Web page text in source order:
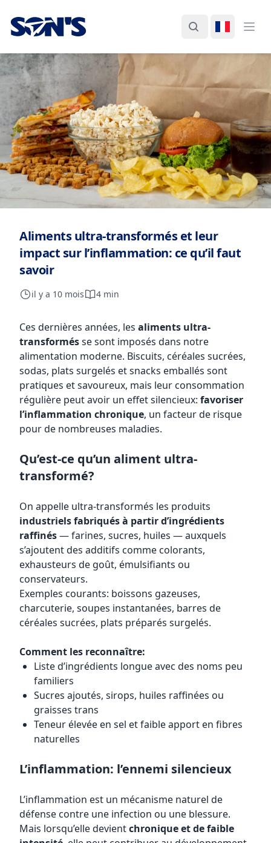
Laboratorios Química Son's
Rechercher
Changer
Aliments ultra-transformés et leur
impact sur l’inflammation: ce qu’il faut
savoir
il y a 10 mois 4 min
Ces dernières années, les aliments ultra-
transformésse sont imposés dans notre
alimentation moderne. Biscuits, céréales sucrées,
sodas, plats surgelés et snacks emballés sont
pratiques et savoureux, mais leur consommation
régulière peut avoir un effet silencieux: favoriser
l’inflammation chronique, un facteur de risque
pour de nombreuses maladies.
Qu’est-ce qu’un aliment ultra-
transformé?
On appelle ultra-transformés les produits
industriels fabriqués à partir d’ingrédients
raffinés— farines, sucres, huiles — auxquels
s’ajoutent des additifs comme colorants,
exhausteurs de goût, émulsifiants ou
conservateurs.
Exemples courants: boissons gazeuses,
charcuterie, soupes instantanées, barres de
céréales sucrées, plats préparés surgelés.
Comment les reconnaître:
Liste d’ingrédients longue avec des noms peu
familiers
Sucres ajoutés, sirops, huiles raffinées ou
graisses trans
Teneur élevée en sel et faible apport en fibres
naturelles
L’inflammation: l’ennemi silencieux
L’inflammation est un mécanisme naturel de
défense contre une infection ou une blessure.
Mais lorsqu’elle devientchronique et de faible